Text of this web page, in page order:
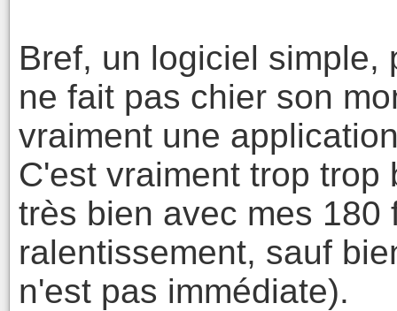
Bref, un logiciel simple,
ne fait pas chier son
vraiment une
C'est vraiment trop
très bien avec mes 180
ralentissement, sauf
n'est pas immédiate).